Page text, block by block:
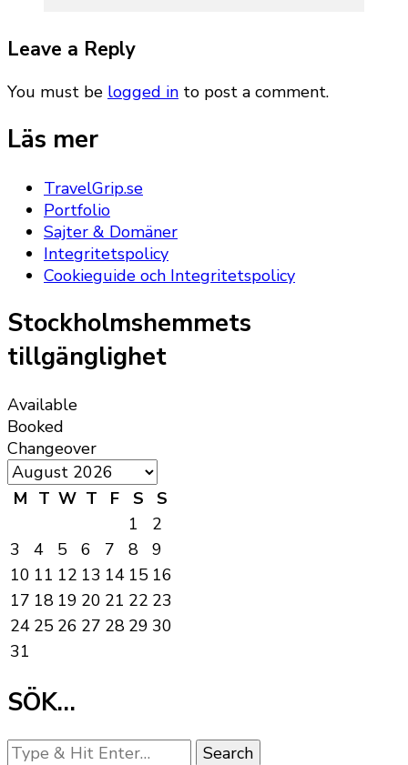
Leave a Reply
You must be logged in to post a comment.
Läs mer
TravelGrip.se
Portfolio
Sajter & Domäner
Integritetspolicy
Cookieguide och Integritetspolicy
Stockholmshemmets
tillgänglighet
Available
Booked
Changeover
M T W T F S
S
1
2
3
4 5 6 7 8
9
10 11 12 13 14 15 16
17 18 19 20 21 22 23
24 25 26 27 28 29 30
31
SÖK…
Looking